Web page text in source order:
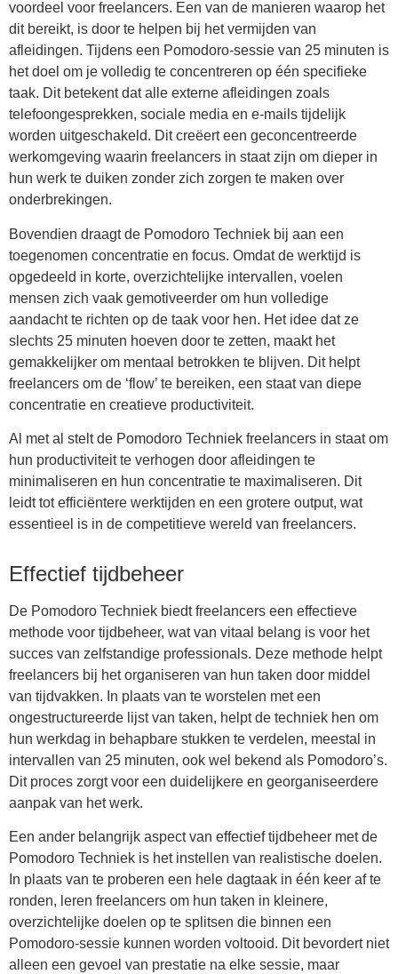
voordeel voor freelancers. Een van de manieren waarop het
dit bereikt, is door te helpen bij het vermijden van
afleidingen. Tijdens een Pomodoro-sessie van 25 minuten is
het doel om je volledig te concentreren op één specifieke
taak. Dit betekent dat alle externe afleidingen zoals
telefoongesprekken, sociale media en e-mails tijdelijk
worden uitgeschakeld. Dit creëert een geconcentreerde
werkomgeving waarin freelancers in staat zijn om dieper in
hun werk te duiken zonder zich zorgen te maken over
onderbrekingen.
Bovendien draagt de Pomodoro Techniek bij aan een
toegenomen concentratie en focus. Omdat de werktijd is
opgedeeld in korte, overzichtelijke intervallen, voelen
mensen zich vaak gemotiveerder om hun volledige
aandacht te richten op de taak voor hen. Het idee dat ze
slechts 25 minuten hoeven door te zetten, maakt het
gemakkelijker om mentaal betrokken te blijven. Dit helpt
freelancers om de ‘flow’ te bereiken, een staat van diepe
concentratie en creatieve productiviteit.
Al met al stelt de Pomodoro Techniek freelancers in staat om
hun productiviteit te verhogen door afleidingen te
minimaliseren en hun concentratie te maximaliseren. Dit
leidt tot efficiëntere werktijden en een grotere output, wat
essentieel is in de competitieve wereld van freelancers.
Effectief tijdbeheer
De Pomodoro Techniek biedt freelancers een effectieve
methode voor tijdbeheer, wat van vitaal belang is voor het
succes van zelfstandige professionals. Deze methode helpt
freelancers bij het organiseren van hun taken door middel
van tijdvakken. In plaats van te worstelen met een
ongestructureerde lijst van taken, helpt de techniek hen om
hun werkdag in behapbare stukken te verdelen, meestal in
intervallen van 25 minuten, ook wel bekend als Pomodoro’s.
Dit proces zorgt voor een duidelijkere en georganiseerdere
aanpak van het werk.
Een ander belangrijk aspect van effectief tijdbeheer met de
Pomodoro Techniek is het instellen van realistische doelen.
In plaats van te proberen een hele dagtaak in één keer af te
ronden, leren freelancers om hun taken in kleinere,
overzichtelijke doelen op te splitsen die binnen een
Pomodoro-sessie kunnen worden voltooid. Dit bevordert niet
alleen een gevoel van prestatie na elke sessie, maar